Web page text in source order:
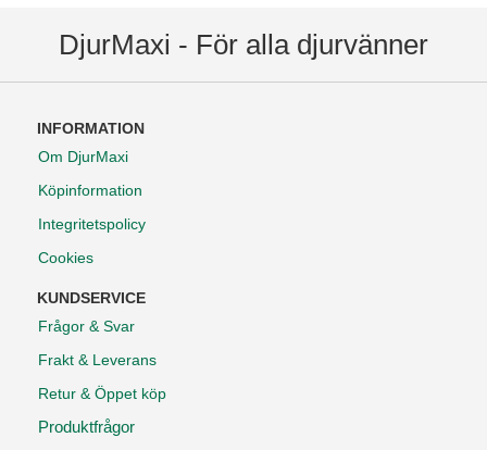
DjurMaxi - För alla djurvänner
INFORMATION
Om DjurMaxi
Köpinformation
Integritetspolicy
Cookies
KUNDSERVICE
Frågor & Svar
Frakt & Leverans
Retur & Öppet köp
Produktfrågor